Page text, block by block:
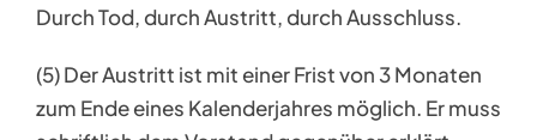
Durch Tod, durch Austritt, durch Ausschluss.
(5) Der Austritt ist mit einer Frist von 3 Monaten
zum Ende eines Kalenderjahres möglich. Er muss